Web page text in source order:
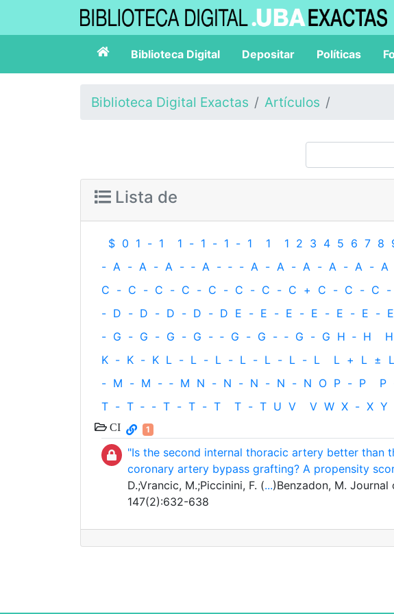
Biblioteca Digital Depositar Políticas
Biblioteca Digital Exactas Artículos
Lista de
$ 0 1 - 1 1 - 1 - 1 - 1 1 1 2 3 4 5 6 7 8
- A - A - A - ‐ A - ‐ - A - A - A - A - A - A
C - C - C - C - C - C - C - C + C - C - C -
- D - D - D - D - D E - E - E - E - E - E - E
- G - G - G - G - ‐ G - G - ‐ G - G H ‐ H H
K - K - K L - L - L - L - L - L - L L + L ± L
- M - M - ‐ M N - N - N - N - N O P - P P
T - T ‐ - T - T - T T - T U V V W X - X Y
CI 1
"Is the second internal thoracic artery better
coronary artery bypass grafting? A propensity
D.;Vrancic, M.;Piccinini, F. (...)Benzadon, M.
147(2):632-638